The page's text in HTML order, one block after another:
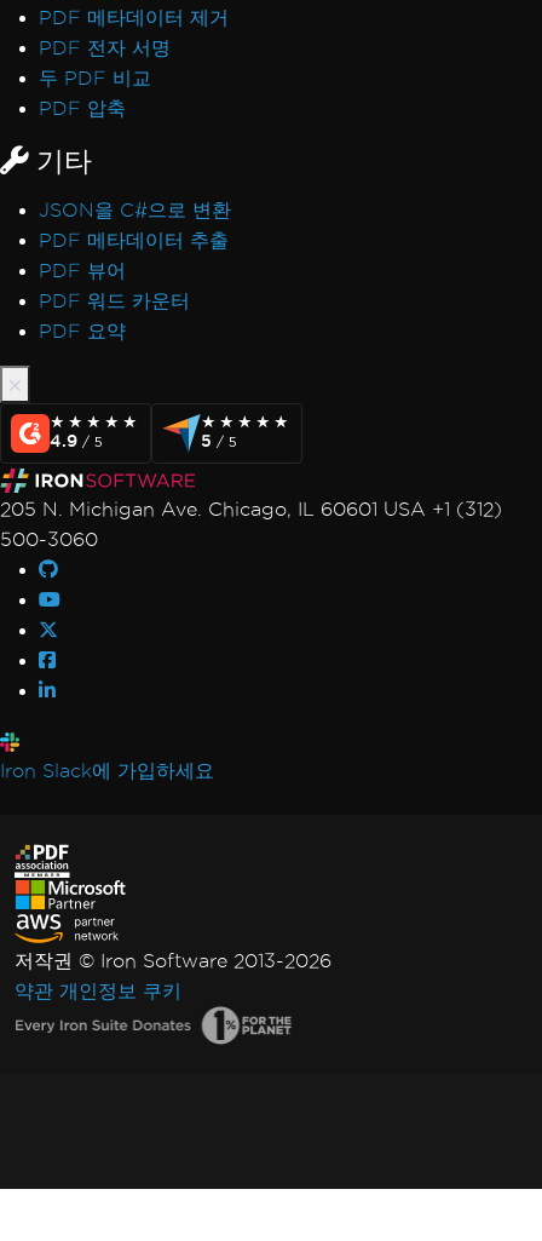
PDF 메타데이터 제거
PDF 전자 서명
두 PDF 비교
PDF 압축
기타
JSON을 C#으로 변환
PDF 메타데이터 추출
PDF 뷰어
PDF 워드 카운터
PDF 요약
★★★★★
★★★★★
4.9 / 5
★★★★★
★★★★★
5 / 5
205 N. Michigan Ave. Chicago, IL 60601 USA +1 (312)
500-3060
Iron Slack에 가입하세요
저작권 © Iron Software 2013-2026
약관 개인정보 쿠키